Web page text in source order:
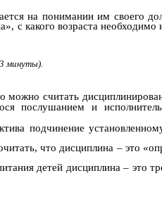
на понимании им своего
с какого возраста
минуты).
считать
и
подчинение
что дисциплина – это
детей дисциплина – это